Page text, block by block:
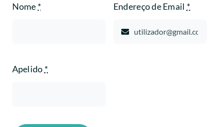
Nome *
Apelido *
Endereço de Email *